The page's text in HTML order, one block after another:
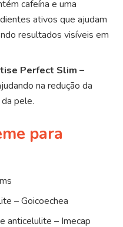
cafeína e uma
ativos que ajudam
resultados visíveis em
Perfect Slim –
na redução da
pele.
para
– Goicoechea
anticelulite – Imecap